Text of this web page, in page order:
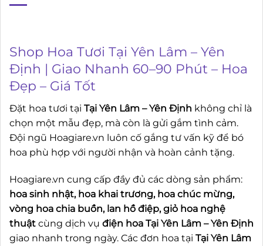
Shop Hoa Tươi Tại Yên Lâm – Yên
Định | Giao Nhanh 60–90 Phút – Hoa
Đẹp – Giá Tốt
Đặt hoa tươi tại Tại Yên Lâm – Yên Định không chỉ là
chọn một mẫu đẹp, mà còn là gửi gắm tình cảm.
Đội ngũ Hoagiare.vn luôn cố gắng tư vấn kỹ để bó
hoa phù hợp với người nhận và hoàn cảnh tặng.
Hoagiare.vn cung cấp đầy đủ các dòng sản phẩm:
hoa sinh nhật, hoa khai trương, hoa chúc mừng,
vòng hoa chia buồn, lan hồ điệp, giỏ hoa nghệ
thuật cùng dịch vụ điện hoa Tại Yên Lâm – Yên Định
giao nhanh trong ngày. Các đơn hoa tại Tại Yên Lâm